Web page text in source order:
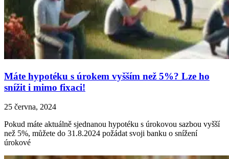
Máte hypotéku s úrokem vyšším než 5%? Lze ho
snížit i mimo fixaci!
25 června, 2024
Pokud máte aktuálně sjednanou hypotéku s úrokovou sazbou vyšší
než 5%, můžete do 31.8.2024 požádat svoji banku o snížení
úrokové